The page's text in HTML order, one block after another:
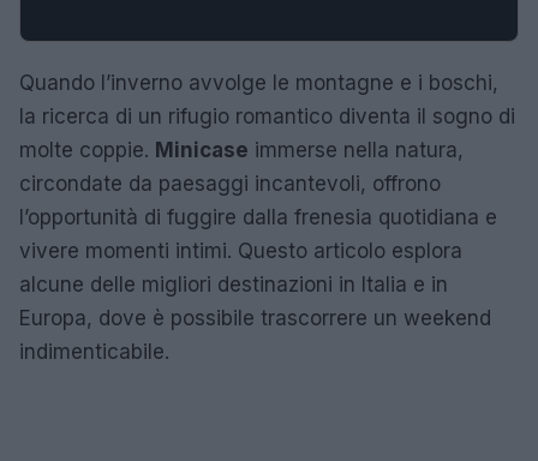
Quando l’inverno avvolge le montagne e i boschi,
la ricerca di un rifugio romantico diventa il sogno di
molte coppie. Minicase immerse nella natura,
circondate da paesaggi incantevoli, offrono
l’opportunità di fuggire dalla frenesia quotidiana e
vivere momenti intimi. Questo articolo esplora
alcune delle migliori destinazioni in Italia e in
Europa, dove è possibile trascorrere un weekend
indimenticabile.